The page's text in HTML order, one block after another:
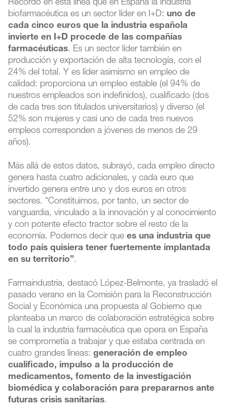
Recordó en esta línea que en España la industria
biofarmacéutica es un sector líder en I+D: uno de
cada cinco euros que la industria española
invierte en I+D procede de las compañías
farmacéuticas. Es un sector líder también en
producción y exportación de alta tecnología, con el
24% del total. Y es líder asimismo en empleo de
calidad: proporciona un empleo estable (el 94% de
nuestros empleados son indefinidos), cualificado (dos
de cada tres son titulados universitarios) y diverso (el
52% son mujeres y casi uno de cada tres nuevos
empleos corresponden a jóvenes de menos de 29
años).
Más allá de estos datos, subrayó, cada empleo directo
genera hasta cuatro adicionales, y cada euro que
invertido genera entre uno y dos euros en otros
sectores. “Constituimos, por tanto, un sector de
vanguardia, vinculado a la innovación y al conocimiento
y con potente efecto tractor sobre el resto de la
economía. Podemos decir quees una industria que
todo país quisiera tener fuertemente implantada
en su territorio”.
Farmaindustria, destacó López-Belmonte, ya trasladó el
pasado verano en la Comisión para la Reconstrucción
Social y Económica una propuesta al Gobierno que
planteaba un marco de colaboración estratégica sobre
la cual la industria farmacéutica que opera en España
se comprometía a trabajar y que estaba centrada en
cuatro grandes líneas:generación de empleo
cualificado, impulso a la producción de
medicamentos, fomento de la investigación
biomédica y colaboración para prepararnos ante
futuras crisis sanitarias.